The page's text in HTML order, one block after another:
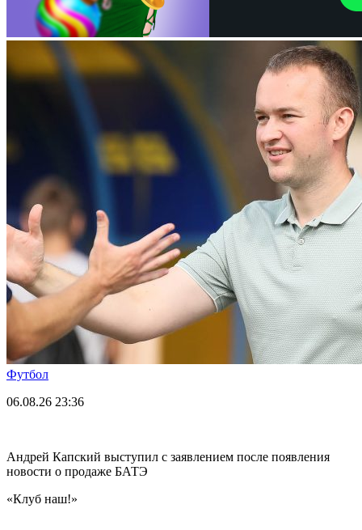
Футбол
06.08.26 23:36
Андрей Капский выступил с заявлением после появления
новости о продаже БАТЭ
«Клуб наш!»